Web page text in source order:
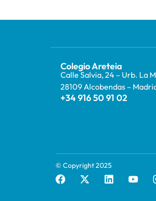
Colegio Areteia
Calle Salvia, 24 – Urb. La
28109 Alcobendas –
+34 916 50 91 02
© Copyright 2025
F
a
X
L
Y